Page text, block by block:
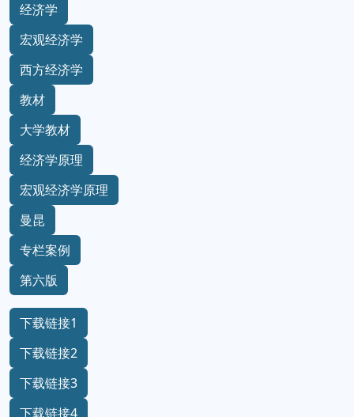
经济学
宏观经济学
西方经济学
教材
大学教材
经济学原理
宏观经济学原理
曼昆
专栏案例
第六版
下载链接1
下载链接2
下载链接3
下载链接4